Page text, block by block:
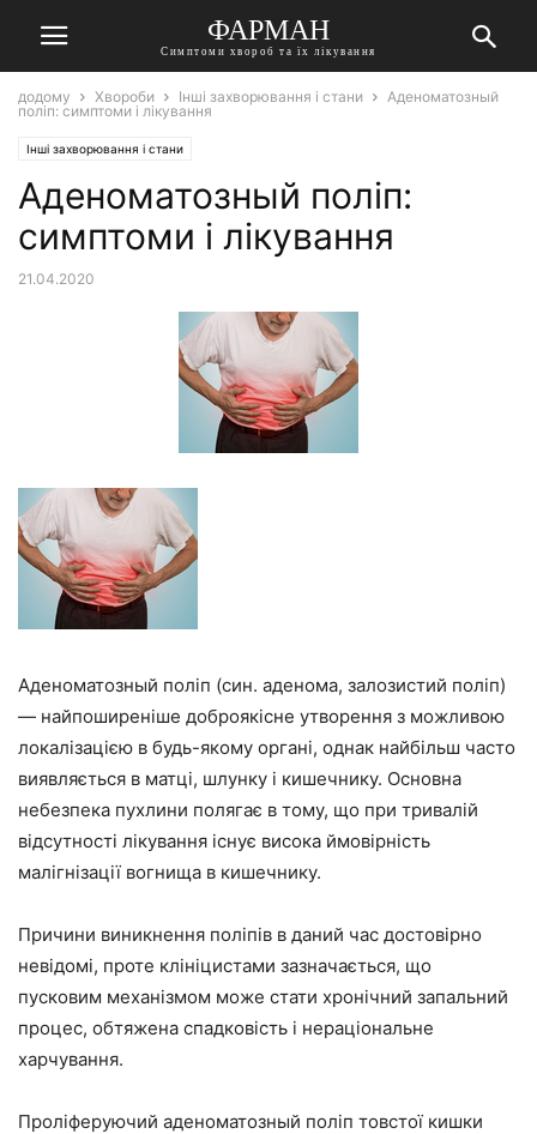
ФАРМАН
Симптоми хвороб та їх лікування
додому Хвороби Інші захворювання і стани
Аденоматозный
поліп: симптоми і лікування
Інші захворювання і стани
Аденоматозный поліп:
симптоми і лікування
21.04.2020
Аденоматозный поліп (син. аденома, залозистий поліп)
— найпоширеніше доброякісне утворення з можливою
локалізацією в будь-якому органі, однак найбільш часто
виявляється в матці, шлунку і кишечнику. Основна
небезпека пухлини полягає в тому, що при тривалій
відсутності лікування існує висока ймовірність
малігнізації вогнища в кишечнику.
Причини виникнення поліпів в даний час достовірно
невідомі, проте клініцистами зазначається, що
пусковим механізмом може стати хронічний запальний
процес, обтяжена спадковість і нераціональне
харчування.
Проліферуючий аденоматозный поліп товстої кишки